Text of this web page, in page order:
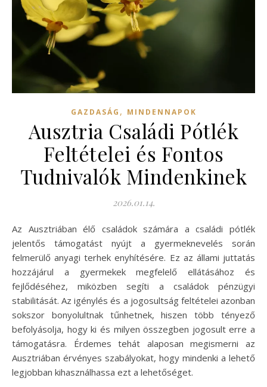
GAZDASÁG , MINDENNAPOK
Ausztria Családi Pótlék
Feltételei és Fontos
Tudnivalók Mindenkinek
2026.01.14.
Az Ausztriában élő családok számára a családi pótlék
jelentős támogatást nyújt a gyermeknevelés során
felmerülő anyagi terhek enyhítésére. Ez az állami juttatás
hozzájárul a gyermekek megfelelő ellátásához és
fejlődéséhez, miközben segíti a családok pénzügyi
stabilitását. Az igénylés és a jogosultság feltételei azonban
sokszor bonyolultnak tűnhetnek, hiszen több tényező
befolyásolja, hogy ki és milyen összegben jogosult erre a
támogatásra. Érdemes tehát alaposan megismerni az
Ausztriában érvényes szabályokat, hogy mindenki a lehető
legjobban kihasználhassa ezt a lehetőséget.